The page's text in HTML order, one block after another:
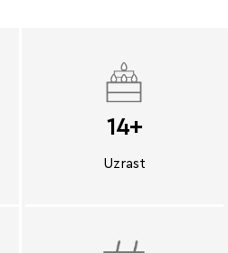
14+
Uzrast